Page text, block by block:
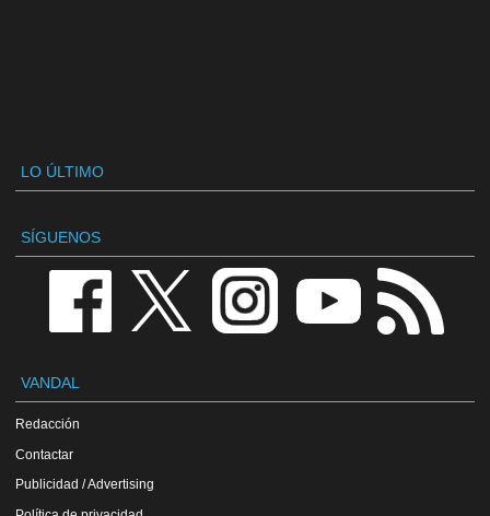
LO ÚLTIMO
SÍGUENOS
VANDAL
Redacción
Contactar
Publicidad / Advertising